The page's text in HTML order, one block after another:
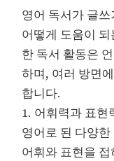
영어 독서가 글
어떻게 도움이
한 독서 활동은
하며, 여러 방면
합니다.
1. 어휘력과 표현
영어로 된 다양
어휘와 표현을